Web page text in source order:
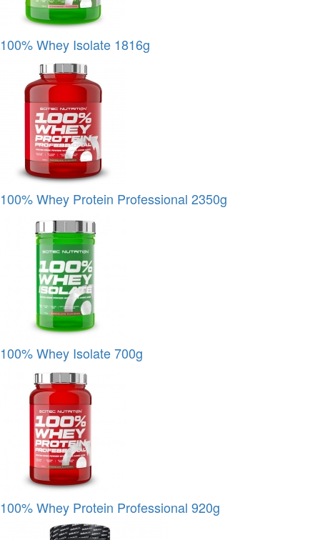
100% Whey Isolate 1816g
100% Whey Protein Professional 2350g
100% Whey Isolate 700g
100% Whey Protein Professional 920g